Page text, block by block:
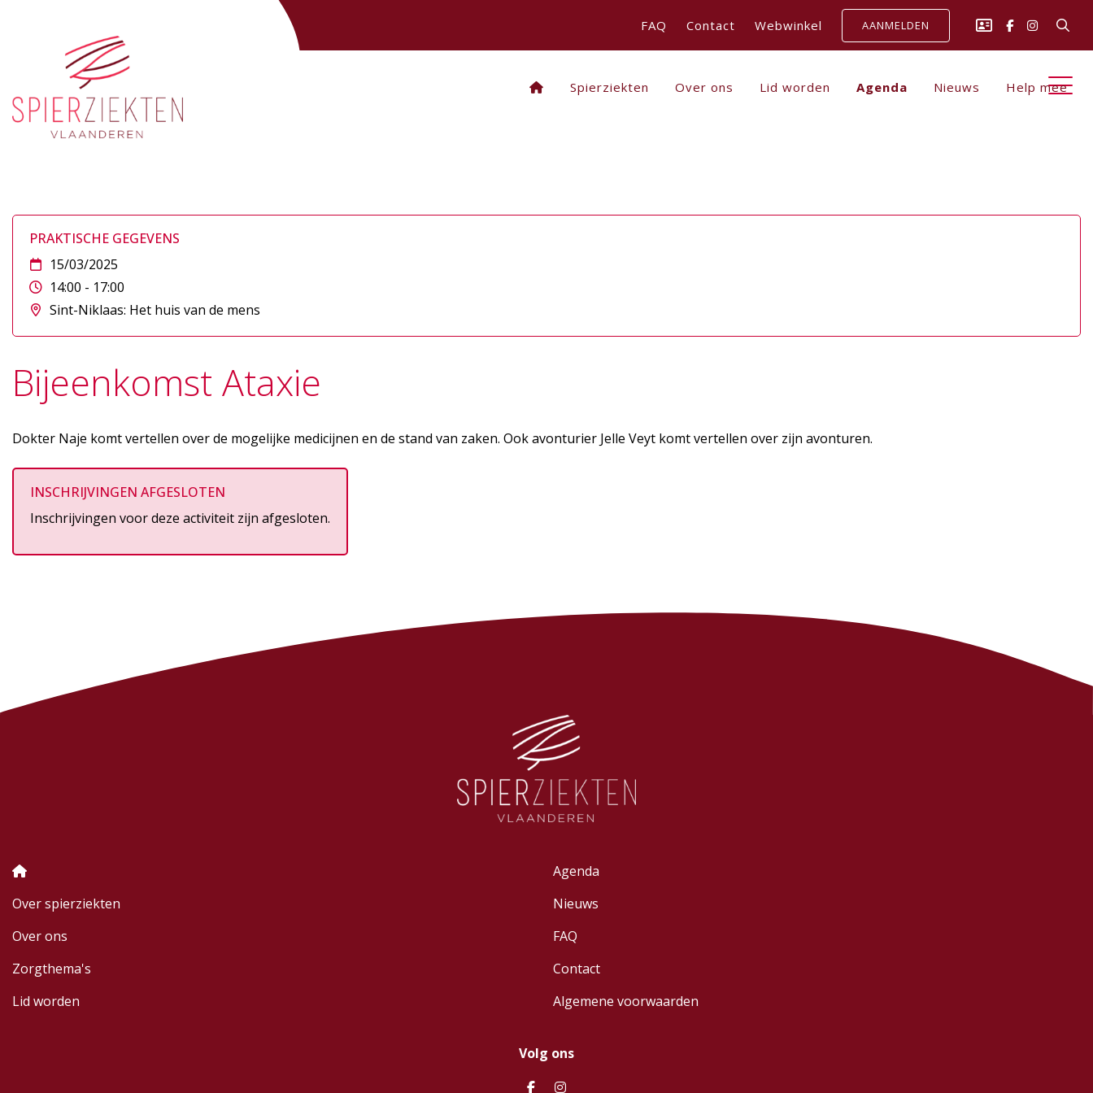
FAQ Contact Webwinkel AANMELDEN
Spierziekten Over ons Lid worden Agenda Nieuws Help mee
PRAKTISCHE GEGEVENS
15/03/2025
14:00 - 17:00
Sint-Niklaas: Het huis van de mens
Bijeenkomst Ataxie
Dokter Naje komt vertellen over de mogelijke medicijnen en de stand van zaken. Ook avonturier Jelle Veyt komt vertellen over zijn avonturen.
INSCHRIJVINGEN AFGESLOTEN
Inschrijvingen voor deze activiteit zijn afgesloten.
Over spierziekten
Over ons
Zorgthema's
Lid worden
Agenda
Nieuws
FAQ
Contact
Algemene voorwaarden
Volg ons